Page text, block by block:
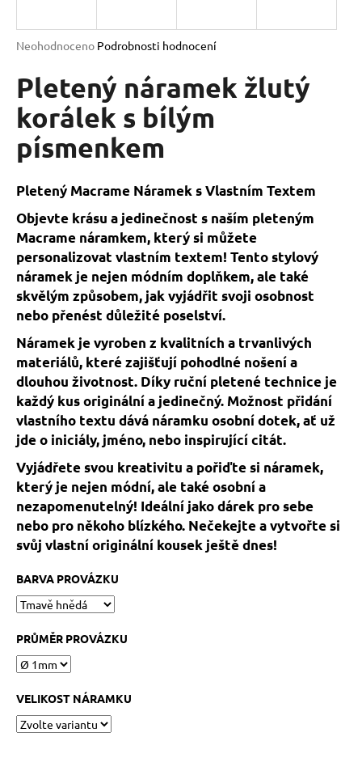
Průměrné
produktu
je
0,0
hvězdiček.
Neohodnoceno Podrobnosti hodnocení
Pletený náramek žlutý
korálek s bílým
písmenkem
Pletený Macrame Náramek s Vlastním Textem
Objevte krásu a jedinečnost s naším pleteným
Macrame náramkem, který si můžete
personalizovat vlastním textem! Tento stylový
náramek je nejen módním doplňkem, ale také
skvělým způsobem, jak vyjádřit svoji osobnost
nebo přenést důležité poselství.
Náramek je vyroben z kvalitních a trvanlivých
materiálů, které zajišťují pohodlné nošení a
dlouhou životnost. Díky ruční pletené technice je
každý kus originální a jedinečný. Možnost přidání
vlastního textu dává náramku osobní dotek, ať už
jde o iniciály, jméno, nebo inspirující citát.
Vyjádřete svou kreativitu a pořiďte si náramek,
který je nejen módní, ale také osobní a
nezapomenutelný! Ideální jako dárek pro sebe
nebo pro někoho blízkého. Nečekejte a vytvořte si
svůj vlastní originální kousek ještě dnes!
BARVA PROVÁZKU
PRŮMĚR PROVÁZKU
VELIKOST NÁRAMKU
j
t
?
HLEDAT
D
o
p
o
u
č
u
j
e
m
e
KABBALAH
STŘÍBRNÝ
KROUŽEK
AG925
Kč